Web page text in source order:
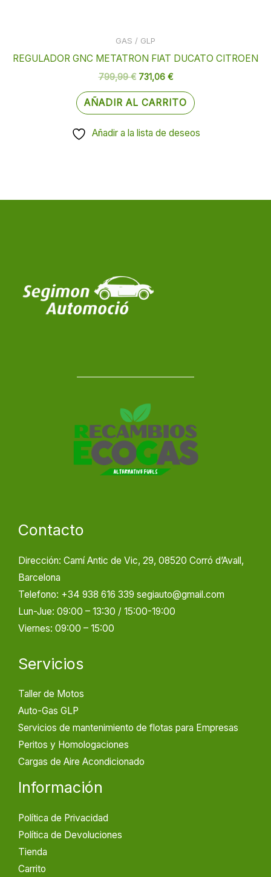
GAS / GLP
REGULADOR GNC METATRON FIAT DUCATO CITROEN
799,99€ 731,06 €
AÑADIR AL CARRITO
Añadir a la lista de deseos
Contacto
Dirección: Camí Antic de Vic, 29, 08520 Corró d’Avall,
Barcelona
Telefono: +34 938 616 339 segiauto@gmail.com
Lun-Jue: 09:00 – 13:30 / 15:00-19:00
Viernes: 09:00 – 15:00
Servicios
Taller de Motos
Auto-Gas GLP
Servicios de mantenimiento de flotas para Empresas
Peritos y Homologaciones
Cargas de Aire Acondicionado
Información
Política de Privacidad
Política de Devoluciones
Tienda
Carrito